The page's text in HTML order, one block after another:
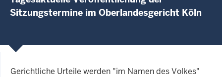
Sitzungstermine im Oberlandesgericht Köln
Gerichtliche Urteile werden "im Namen des Volkes"